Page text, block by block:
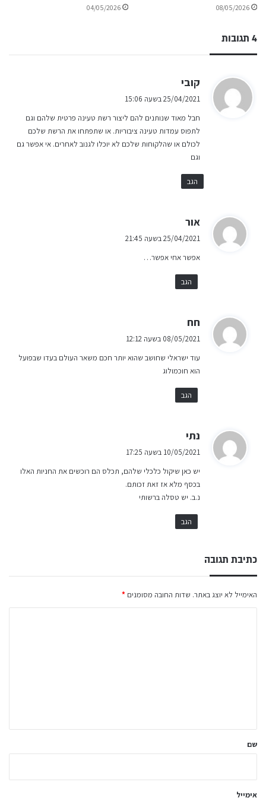
08/05/2026
04/05/2026
4 תגובות
קובי
ב
25/04/2021 בשעה 15:06
חבל מאוד שנותנים להם ליצור רשת טעינה פרטית שלהם וגם
לתפוס עמדות טעינה ציבוריות. או שתפתחו את הרשת שלכם
לכולם או שהלקוחות שלכם לא יוכלו לגנוב לאחרים. אי אפשר גם
וגם
הגב
אור
ג
ב
:
25/04/2021 בשעה 21:45
אפשר אחי אפשר…
הגב
חח
ג
ב
08/05/2021 בשעה 12:12
עוד ישראלי שחושב שהוא יותר חכם משאר העולם בעדו שבפועל
הוא חוכמולוג
הגב
נתי
ג
ב
:
10/05/2021 בשעה 17:25
יש כאן שיקול כלכלי שלהם, תכלס הם רוכשים את החניות האלו
בכסף מלא אז זאת זכותם.
נ.ב. יש טסלה ברשותי
הגב
כתיבת תגובה
האימייל לא יוצג באתר. שדות החובה מסומנים *
ל
שם
אימייל